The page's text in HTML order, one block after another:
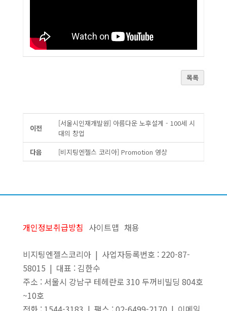
목록
이전
[서울시인재개발원] 아름다운 노후설계 - 100세 시
대의 창업
다음
[비지팅엔젤스 코리아] Promotion 영상
개인정보취급방침 사이트맵 채용
비지팅엔젤스코리아 | 사업자등록번호 : 220-87-
58015 | 대표 : 김한수
주소 : 서울시 강남구 테헤란로 310 두꺼비빌딩 804호
~10호